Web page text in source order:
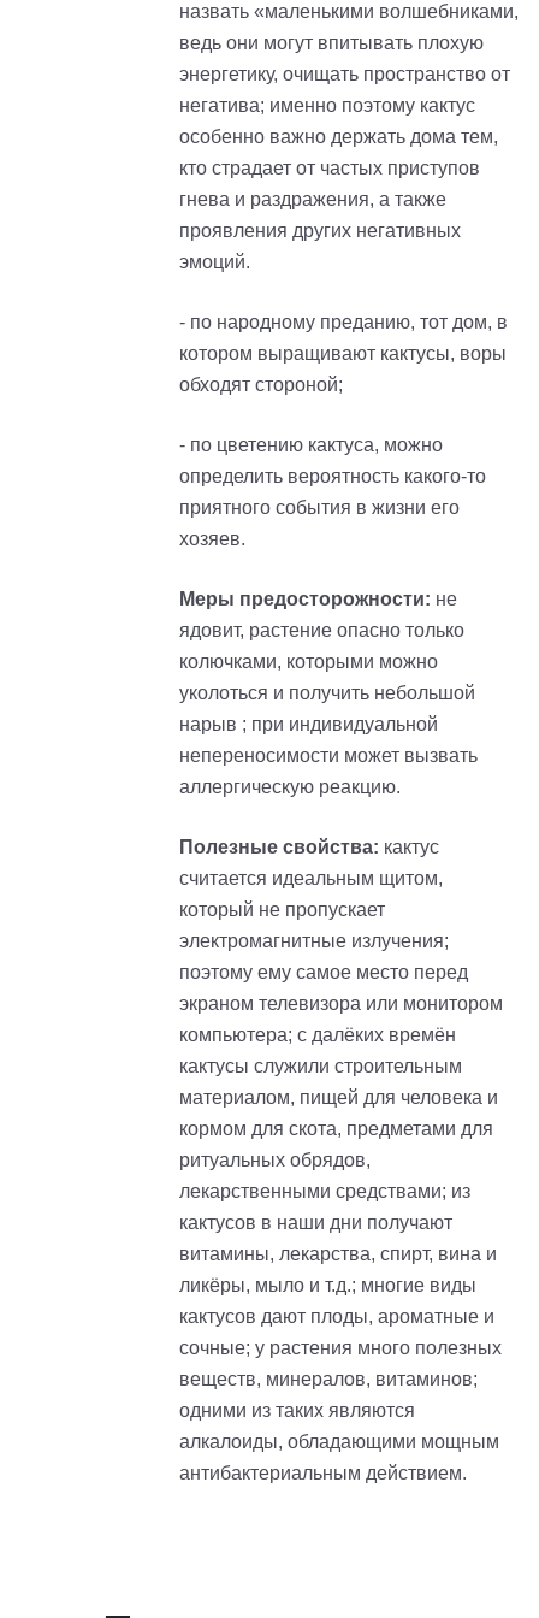
назвать «маленькими волшебниками,
ведь они могут впитывать плохую
энергетику, очищать пространство от
негатива; именно поэтому кактус
особенно важно держать дома тем,
кто страдает от частых приступов
гнева и раздражения, а также
проявления других негативных
эмоций.
- по народному преданию, тот дом, в
котором выращивают кактусы, воры
обходят стороной;
- по цветению кактуса, можно
определить вероятность какого-то
приятного события в жизни его
хозяев.
Меры предосторожности: не
ядовит, растение опасно только
колючками, которыми можно
уколоться и получить небольшой
нарыв ; при индивидуальной
непереносимости может вызвать
аллергическую реакцию.
Полезные свойства: кактус
считается идеальным щитом,
который не пропускает
электромагнитные излучения;
поэтому ему самое место перед
экраном телевизора или монитором
компьютера; с далёких времён
кактусы служили строительным
материалом, пищей для человека и
кормом для скота, предметами для
ритуальных обрядов,
лекарственными средствами; из
кактусов в наши дни получают
витамины, лекарства, спирт, вина и
ликёры, мыло и т.д.; многие виды
кактусов дают плоды, ароматные и
сочные; у растения много полезных
веществ, минералов, витаминов;
одними из таких являются
алкалоиды, обладающими мощным
антибактериальным действием.